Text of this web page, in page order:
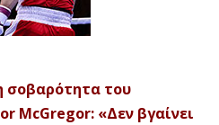
σοβαρότητα του
McGregor: «Δεν βγαίνει